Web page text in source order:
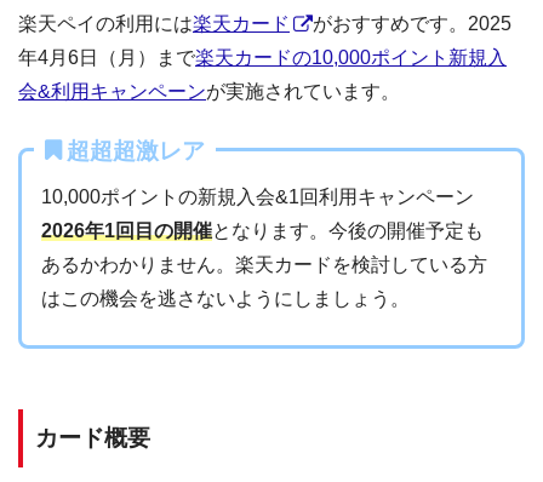
楽天ペイの利用には楽天カード
がおすすめです。2025
年4月6日（月）まで楽天カードの10,000ポイント新規入
会&利用キャンペーンが実施されています。
超超超激レア
10,000ポイントの新規入会&1回利用キャンペーン
2026年1回目の開催となります。今後の開催予定も
あるかわかりません。楽天カードを検討している方
はこの機会を逃さないようにしましょう。
カード概要